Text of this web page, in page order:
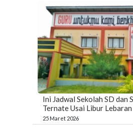
Ini Jadwal Sekolah SD dan
Ternate Usai Libur Lebaran
25 Maret 2026